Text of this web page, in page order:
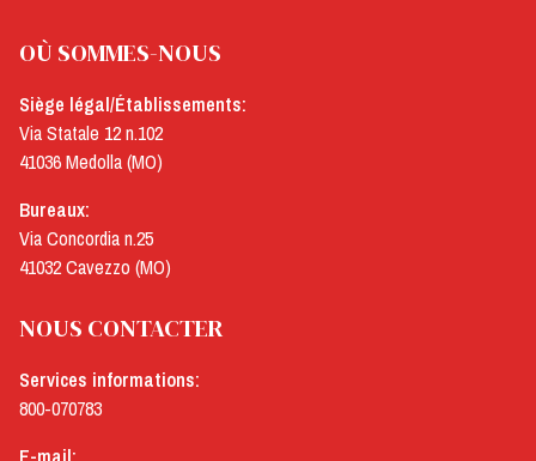
OÙ SOMMES-NOUS
Siège légal/Établissements:
Via Statale 12 n.102
41036 Medolla (MO)
Bureaux:
Via Concordia n.25
41032 Cavezzo (MO)
NOUS CONTACTER
Services informations:
800-070783